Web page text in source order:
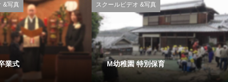
&写真
業式
スクールビデオ &写真
M幼稚園 特別保育